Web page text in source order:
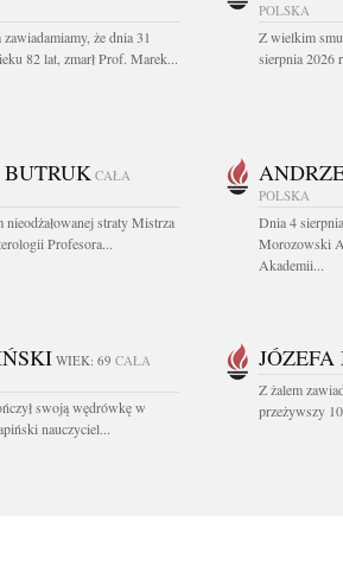
że dnia 31
82 lat, zmarł Prof. Marek...
POLSKA
Z wielkim
sierpnia 2026
CAŁA
nieodżałowanej straty Mistrza
Profesora...
POLSKA
Dnia 4
Morozowski
Akademii...
WIEK: 69 CAŁA
swoją wędrówkę w
nauczyciel...
Z żalem
przeżywszy